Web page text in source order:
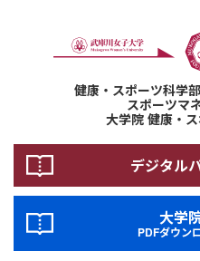
健康・スポーツ科学
スポーツマ
大学院 健康・
デジタル
大学
PDFダウン